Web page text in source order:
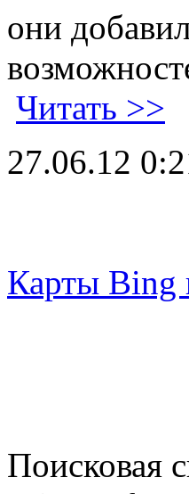
они
Читать >>
27.06.12
Карты Bing
Поисковая